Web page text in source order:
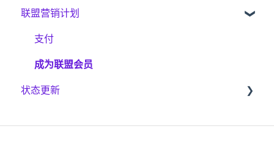
交易
挑战
扩展计划
挑战
平台
挑战
交易
平台
NinjaTrader
挑战
联盟营销计划
支付
成为联盟会员
状态更新